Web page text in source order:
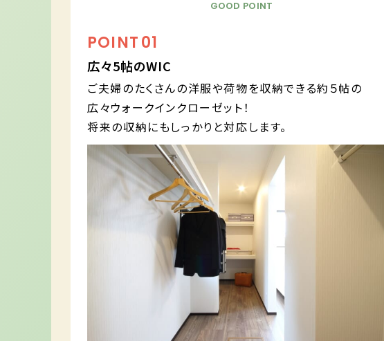
GOOD POINT
POINT01
広々5帖のWIC
ご夫婦のたくさんの洋服や荷物を収納できる約５帖の
広々ウォークインクローゼット！
将来の収納にもしっかりと対応します。